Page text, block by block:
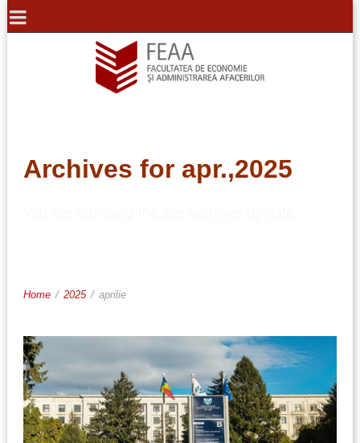
Archives for apr.,2025
Home / 2025 / aprilie